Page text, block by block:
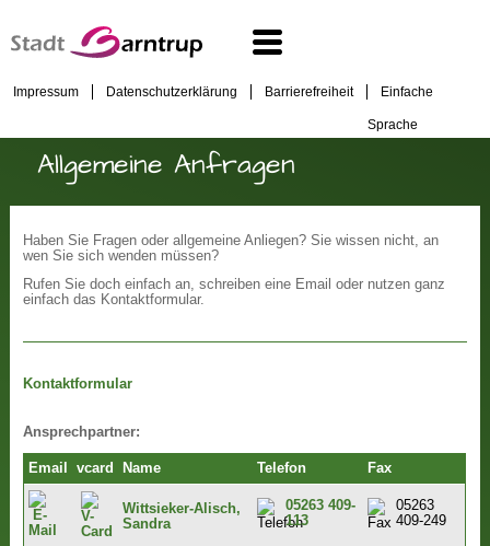
Impressum Datenschutzerklärung Barrierefreiheit Einfache
Sprache
Allgemeine Anfragen
Haben Sie Fragen oder allgemeine Anliegen? Sie wissen nicht, an
wen Sie sich wenden müssen?
Rufen Sie doch einfach an, schreiben eine Email oder nutzen ganz
einfach das Kontaktformular.
Kontaktformular
Ansprechpartner:
Email vcard Name Telefon Fax
Wittsieker-Alisch,
Sandra
05263 409-
113
05263
409-249